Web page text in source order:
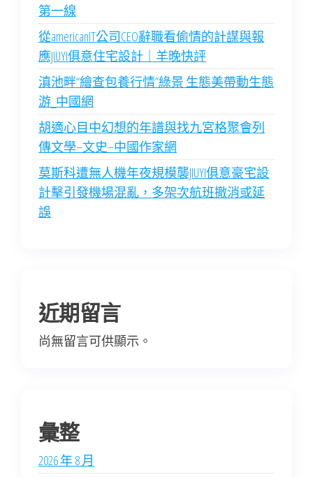
第一線
從americanIT公司CEO辭職看偷情的計謀與報
應JIUYI俱意住宅設計｜羊晚快評
滇池畔“繪查包養行情”綠景 生態美帶動生態
游_中國網
胡適心目中幻想的年譜與找九宮格聚會列
傳文學–文史–中國作家網
莫斯科遭無人機年夜規模襲JIUYI俱意豪宅設
計擊引發機場混亂，多架次航班撤消或延
誤
近期留言
尚無留言可供顯示。
彙整
2026 年 8 月